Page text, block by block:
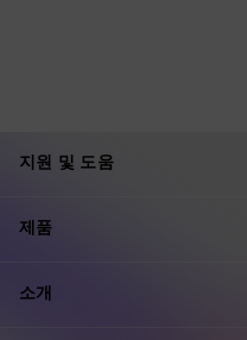
지원 및 도움
제품
소개